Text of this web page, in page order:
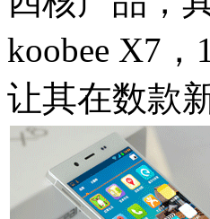
koobee X7
让其在数款